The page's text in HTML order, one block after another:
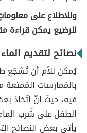
وللاطلاع على
للرضيع يمكن قراءة
نصائح لتقديم
يُمكن للأم أن تُشجّع
بالمُمارسات المُمتعة
فيه، حيثُ إنّ اتّخاذ
الطفل على شُرب
يأتي بعض النصائح